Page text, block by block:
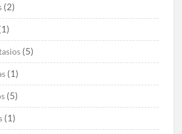
(2)
(5)
(1)
(5)
(1)